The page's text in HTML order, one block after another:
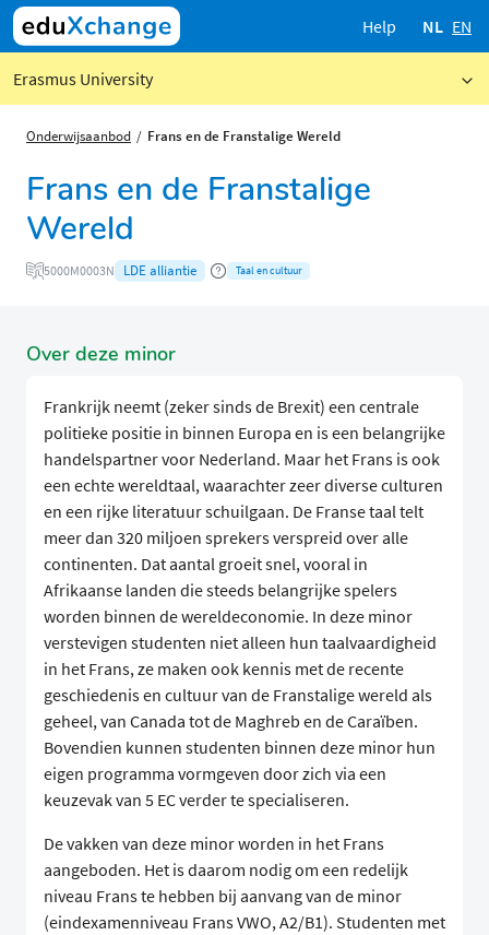
Help NL EN
Erasmus University
Onderwijsaanbod Frans en de Franstalige Wereld
Frans en de Franstalige
Wereld
5000M0003N LDE alliantie Taal en cultuur
Over deze minor
Frankrijk neemt (zeker sinds de Brexit) een centrale
politieke positie in binnen Europa en is een belangrijke
handelspartner voor Nederland. Maar het Frans is ook
een echte wereldtaal, waarachter zeer diverse culturen
en een rijke literatuur schuilgaan. De Franse taal telt
meer dan 320 miljoen sprekers verspreid over alle
continenten. Dat aantal groeit snel, vooral in
Afrikaanse landen die steeds belangrijke spelers
worden binnen de wereldeconomie. In deze minor
verstevigen studenten niet alleen hun taalvaardigheid
in het Frans, ze maken ook kennis met de recente
geschiedenis en cultuur van de Franstalige wereld als
geheel, van Canada tot de Maghreb en de Caraïben.
Bovendien kunnen studenten binnen deze minor hun
eigen programma vormgeven door zich via een
keuzevak van 5 EC verder te specialiseren.
De vakken van deze minor worden in het Frans
aangeboden. Het is daarom nodig om een redelijk
niveau Frans te hebben bij aanvang van de minor
(eindexamenniveau Frans VWO, A2/B1). Studenten met